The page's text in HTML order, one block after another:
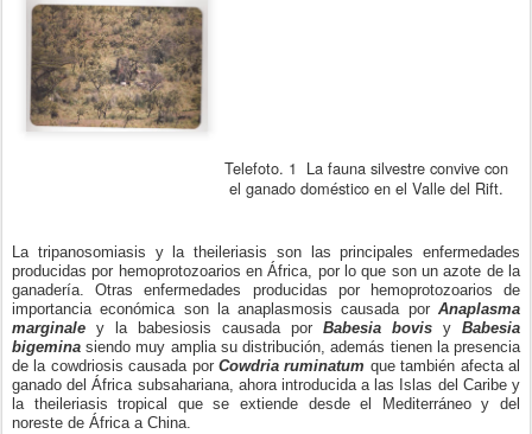
Telefoto. 1 La fauna silvestre convive con
el ganado doméstico en el Valle del Rift.
La tripanosomiasis y la theileriasis son las principales enfermedades
producidas por hemoprotozoarios en África, por lo que son un azote de la
ganadería. Otras enfermedades producidas por hemoprotozoarios de
importancia económica son la anaplasmosis causada por Anaplasma
marginale y la babesiosis causada por Babesia bovis y Babesia
bigemina siendo muy amplia su distribución, además tienen la presencia
de la cowdriosis causada por Cowdria ruminatum que también afecta al
ganado del África subsahariana, ahora introducida a las Islas del Caribe y
la theileriasis tropical que se extiende desde el Mediterráneo y del
noreste de África a China.